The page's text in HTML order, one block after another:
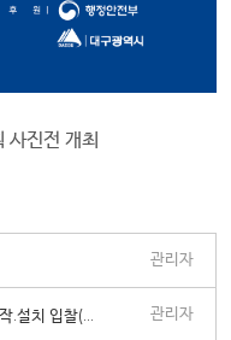
진전 개최
관리자
관리자